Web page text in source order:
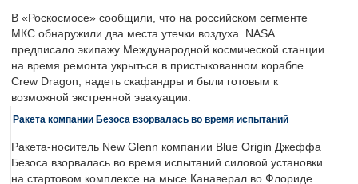
В «Роскосмосе» сообщили, что на российском сегменте
МКС обнаружили два места утечки воздуха. NASA
предписало экипажу Международной космической станции
на время ремонта укрыться в пристыкованном корабле
Crew Dragon, надеть скафандры и были готовым к
возможной экстренной эвакуации.
Ракета компании Безоса взорвалась во время испытаний
Ракета-носитель New Glenn компании Blue Origin Джеффа
Безоса взорвалась во время испытаний силовой установки
на стартовом комплексе на мысе Канаверал во Флориде.